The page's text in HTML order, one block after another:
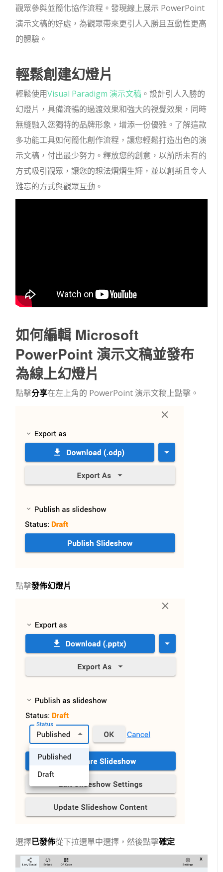
觀眾參與並簡化協作流程。發現線上展示 PowerPoint
演示文稿的好處，為觀眾帶來更引人入勝且互動性更高
的體驗。
輕鬆創建幻燈片
輕鬆使用Visual Paradigm 演示文稿 。設計引人入勝的
幻燈片，具備流暢的過渡效果和強大的視覺效果，同時
無縫融入您獨特的品牌形象，增添一份優雅。了解這款
多功能工具如何簡化創作流程，讓您輕鬆打造出色的演
示文稿，付出最少努力。釋放您的創意，以前所未有的
方式吸引觀眾，讓您的想法熠熠生輝，並以創新且令人
難忘的方式與觀眾互動。
如何編輯 Microsoft
PowerPoint 演示文稿並發布
為線上幻燈片
點擊分享在左上角的 PowerPoint 演示文稿上點擊。
點擊發佈幻燈片
選擇已發佈從下拉選單中選擇，然後點擊確定